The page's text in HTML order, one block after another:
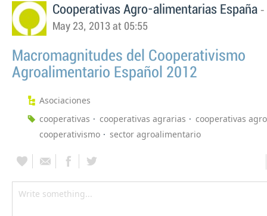
Cooperativas Agro-alimentarias España -
May 23, 2013 at 05:55
Macromagnitudes del Cooperativismo
Agroalimentario Español 2012
Asociaciones
cooperativas
cooperativas agrarias
cooperativas
cooperativismo
sector agroalimentario